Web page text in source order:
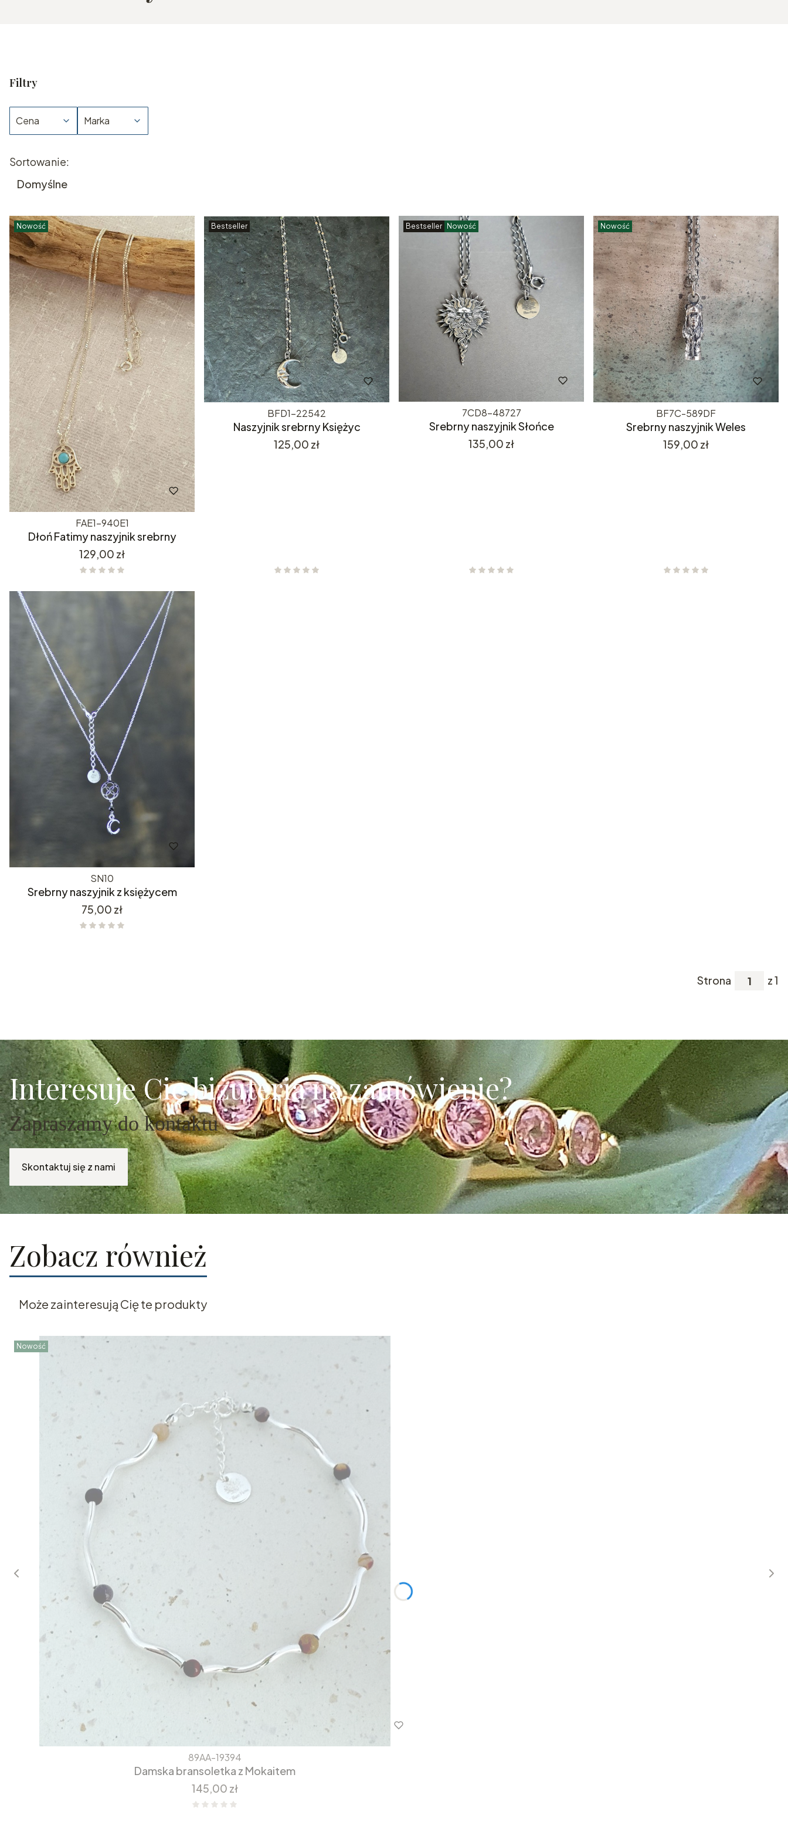
Filtry
Cena Marka
Lista produktów
Sortowanie:
Domyślne
Nowość
FAE1-940E1
Dłoń Fatimy naszyjnik srebrny
Cena
129,00 zł
Bestseller
BFD1-22542
Naszyjnik srebrny Księżyc
Cena
125,00 zł
Bestseller Nowość
7CD8-48727
Srebrny naszyjnik Słońce
Cena
135,00 zł
Nowość
BF7C-589DF
Srebrny naszyjnik Weles
Cena
159,00 zł
SN10
Srebrny naszyjnik z księżycem
Cena
75,00 zł
Strona z 1
Interesuje Cię biżuteria na zamówienie?
Zapraszamy do kontaktu
Skontaktuj się z nami
Zobacz również
Może zainteresują Cię te produkty
Nowość
89AA-19394
Damska bransoletka z Mokaitem
Cena
145,00 zł